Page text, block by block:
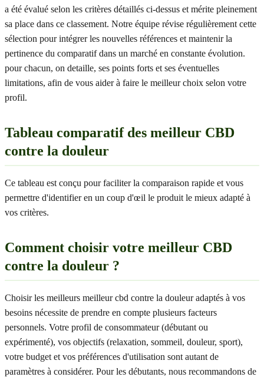
a été évalué selon les critères détaillés ci-dessus et mérite pleinement
sa place dans ce classement. Notre équipe révise régulièrement cette
sélection pour intégrer les nouvelles références et maintenir la
pertinence du comparatif dans un marché en constante évolution.
pour chacun, on detaille, ses points forts et ses éventuelles
limitations, afin de vous aider à faire le meilleur choix selon votre
profil.
Tableau comparatif des meilleur CBD
contre la douleur
Ce tableau est conçu pour faciliter la comparaison rapide et vous
permettre d'identifier en un coup d'œil le produit le mieux adapté à
vos critères.
Comment choisir votre meilleur CBD
contre la douleur ?
Choisir les meilleurs meilleur cbd contre la douleur adaptés à vos
besoins nécessite de prendre en compte plusieurs facteurs
personnels. Votre profil de consommateur (débutant ou
expérimenté), vos objectifs (relaxation, sommeil, douleur, sport),
votre budget et vos préférences d'utilisation sont autant de
paramètres à considérer. Pour les débutants, nous recommandons de